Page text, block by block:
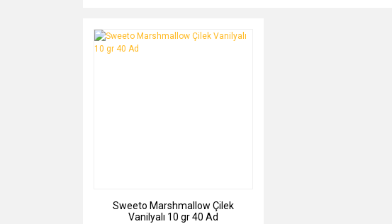
Sweeto Marshmallow Çilek
Vanilyalı 10 gr 40 Ad